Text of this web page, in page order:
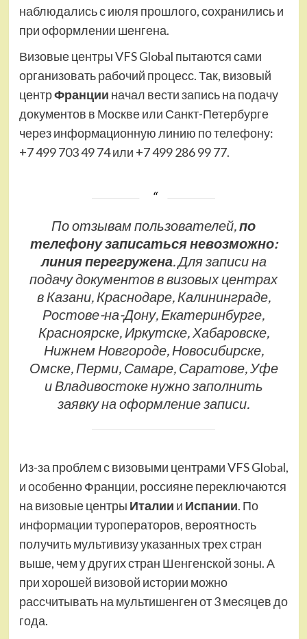
наблюдались с июля прошлого, сохранились и
при оформлении шенгена.
Визовые центры VFS Global пытаются сами
организовать рабочий процесс. Так, визовый
центрФранции начал вести запись на подачу
документов в Москве или Санкт-Петербурге
через информационную линию по телефону:
+7 499 703 49 74 или +7 499 286 99 77.
По отзывам пользователей, по
телефону записаться невозможно:
линия перегружена. Для записи на
подачу документов в визовых центрах
в Казани, Краснодаре, Калининграде,
Ростове-на-Дону, Екатеринбурге,
Красноярске, Иркутске, Хабаровске,
Нижнем Новгороде, Новосибирске,
Омске, Перми, Самаре, Саратове, Уфе
и Владивостоке нужно заполнить
заявку на оформление записи.
Из-за проблем с визовыми центрами VFS Global,
и особенно Франции, россияне переключаются
на визовые центры Италии и Испании. По
информации туроператоров, вероятность
получить мультивизу указанных трех стран
выше, чем у других стран Шенгенской зоны. А
при хорошей визовой истории можно
рассчитывать на мультишенген от 3 месяцев до
года.